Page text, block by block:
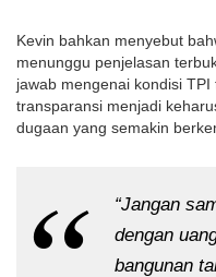
Kevin bahkan menyebut
menunggu penjelasan
jawab mengenai kondisi
transparansi menjadi
dugaan yang semakin
“Jangan
dengan
bangunan